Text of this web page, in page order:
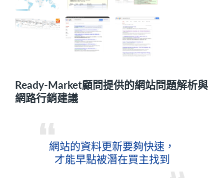
Ready-Market顧問提供的網站問題解析與
網路行銷建議
網站的資料更新要夠快速，
才能早點被潛在買主找到